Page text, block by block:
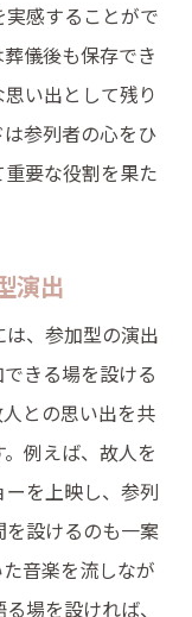
感することがで
儀後も保存でき
い出として残り
参列者の心をひ
要な役割を果た
演出
、参加型の演出
きる場を設ける
との思い出を共
例えば、故人を
を上映し、参列
設けるのも一案
音楽を流しなが
場を設ければ、